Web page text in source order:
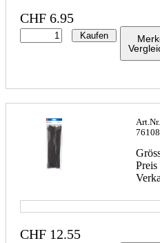
CHF 6.95
Kaufen
Art.Nr.
CHF 12.55